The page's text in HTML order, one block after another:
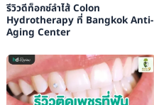
รีวิวดีท็อกซ์ลำไส้ Colon
Hydrotherapy ที่ Bangkok Anti-
Aging Center